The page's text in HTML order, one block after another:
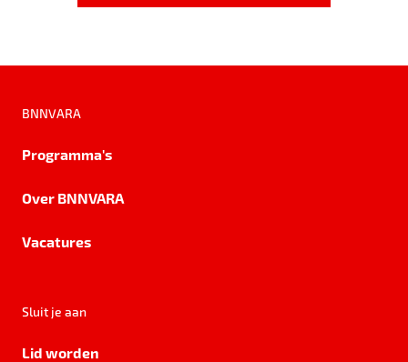
BNNVARA
Programma's
Over BNNVARA
Vacatures
Sluit je aan
Lid worden